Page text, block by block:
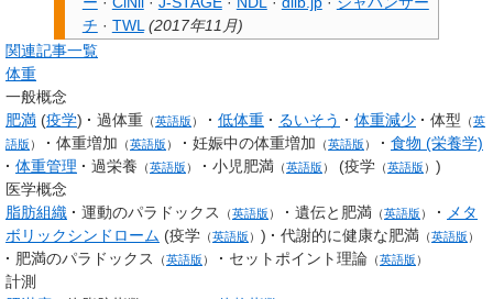
チ · TWL (2017年11月)
関連記事一覧
体重
一般概念
肥満 (疫学) 過体重 （英語版 ） 低体重 るいそう 体重減少 体型 （英
語版 ） 体重増加 （英語版 ） 妊娠中の体重増加 （英語版 ）
食物 (栄養学)
体重管理
過栄養 （英語版 ） 小児肥満 （英語版 ） (疫学 （英語版 ） )
医学概念
脂肪組織
運動のパラドックス （英語版 ） 遺伝と肥満 （英語版 ）
メタ
ボリックシンドローム (疫学 （英語版 ） ) 代謝的に健康な肥満 （英語版 ）
肥満のパラドックス （英語版 ） セットポイント理論 （英語版 ）
計測